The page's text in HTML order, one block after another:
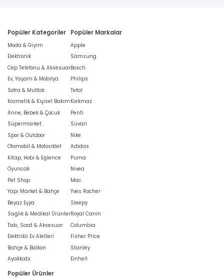
Popüler Kategoriler
Moda & Giyim
Elektronik
Cep Telefonu & Aksesuar
Ev, Yaşam & Mobilya
Sofra & Mutfak
Kozmetik & Kişisel Bakım
Anne, Bebek & Çocuk
Süpermarket
Spor & Outdoor
Otomobil & Motosiklet
Kitap, Hobi & Eğlence
Oyuncak
Pet Shop
Yapı Market & Bahçe
Beyaz Eşya
Sağlık & Medikal Ürünler
Takı, Saat & Aksesuar
Elektrikli Ev Aletleri
Bahçe & Balkon
Ayakkabı
Popüler Markalar
Apple
Samsung
Bosch
Philips
Tefal
Korkmaz
Penti
Süvari
Nike
Adidas
Puma
Nivea
Mac
Yves Rocher
Sleepy
Royal Canin
Columbia
Fisher Price
Stanley
Einhell
Popüler Ürünler